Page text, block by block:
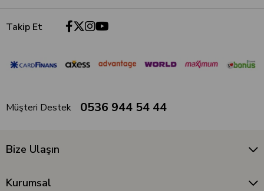
Takip Et
Müşteri Destek 0536 944 54 44
Bize Ulaşın
Kurumsal